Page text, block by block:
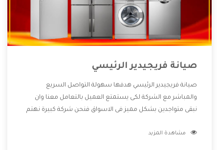
صيانة فريجيدير الرئيسي
صيانة فريجيدير الرئيسي هدفها سهولة التواصل السريع
والمباشر مع الشركة لكى يستمتع العميل بالتعامل معنا وان
نبقى متواجدين بشكل مميز فى الاسواق فنحن شركة كبيرة نهتم
الشركة بها والتى تكون منها خدمة الصيانة التى تكون من أهم
مشاهدة المزيد